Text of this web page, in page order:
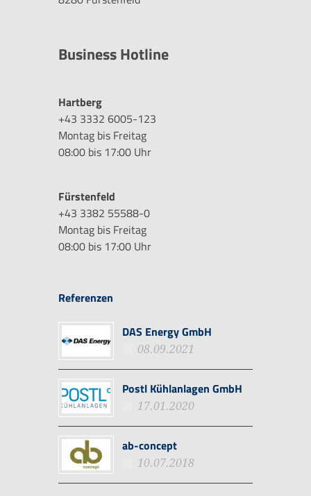
Business Hotline
Hartberg
+43 3332 6005-123
Montag bis Freitag
08:00 bis 17:00 Uhr
Fürstenfeld
+43 3382 55588-0
Montag bis Freitag
08:00 bis 17:00 Uhr
Referenzen
DAS Energy GmbH
08.09.2021
Postl Kühlanlagen GmbH
17.01.2020
ab-concept
10.07.2018